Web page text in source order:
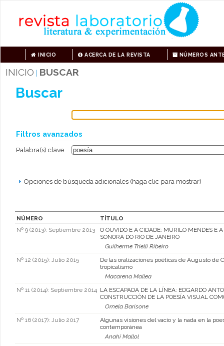
INICIO ACERCA DE LA REVISTA NÚMEROS
INICIO BUSCAR
Buscar
Filtros avanzados
Palabra(s) clave
Opciones de búsqueda adicionales (haga clic para mostrar)
NÚMERO
TÍTULO
Nº 9 (2013): Septiembre 2013
O OUVIDO E A CIDADE: MURILO MENDES E
SONORA DO RIO DE JANEIRO
Guilherme Trielli Ribeiro
Nº 12 (2015): Julio 2015
De las oralizaciones poéticas de Augusto de
tropicalismo
Macarena Mallea
Nº 11 (2014): Septiembre 2014 LA ESCAPADA DE LA LÍNEA: EDGARDO
CONSTRUCCIÓN DE LA POESÍA VISUAL
Ornela Barisone
Nº 16 (2017): Julio 2017
Algunas visiones del vacío y la nada en la
contemporánea
Anahí Mallol